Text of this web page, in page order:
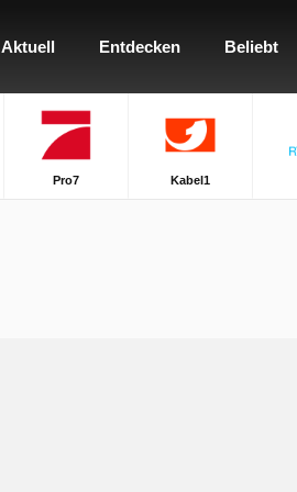
Aktuell Entdecken Beliebt
Pro7 Kabel1